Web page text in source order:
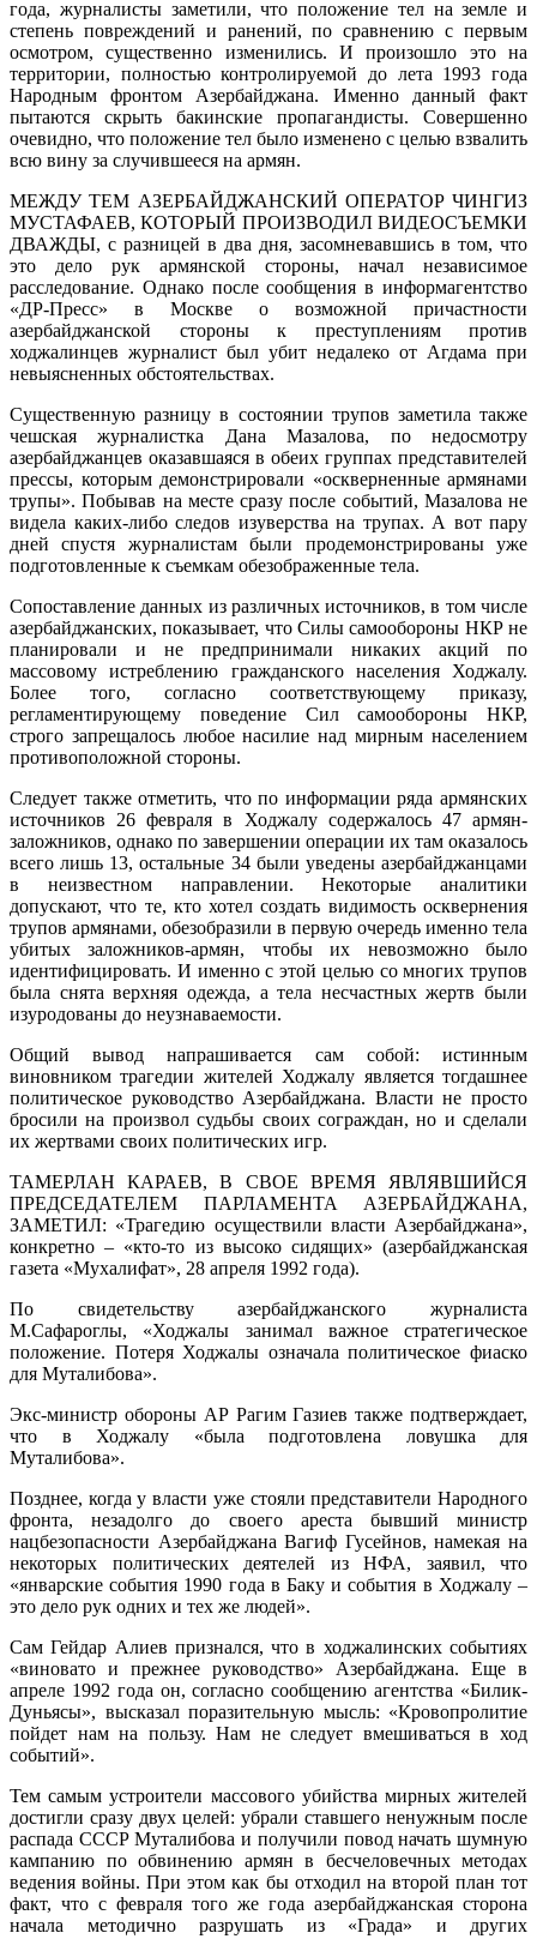
года, журналисты заметили, что положение тел на земле и
степень повреждений и ранений, по сравнению с первым
осмотром, существенно изменились. И произошло это на
территории, полностью контролируемой до лета 1993 года
Народным фронтом Азербайджана. Именно данный факт
пытаются скрыть бакинские пропагандисты. Совершенно
очевидно, что положение тел было изменено с целью взвалить
всю вину за случившееся на армян.
МЕЖДУ ТЕМ АЗЕРБАЙДЖАНСКИЙ ОПЕРАТОР ЧИНГИЗ
МУСТАФАЕВ, КОТОРЫЙ ПРОИЗВОДИЛ ВИДЕОСЪЕМКИ
ДВАЖДЫ, с разницей в два дня, засомневавшись в том, что
это дело рук армянской стороны, начал независимое
расследование. Однако после сообщения в информагентство
«ДР-Пресс» в Москве о возможной причастности
азербайджанской стороны к преступлениям против
ходжалинцев журналист был убит недалеко от Агдама при
невыясненных обстоятельствах.
Существенную разницу в состоянии трупов заметила также
чешская журналистка Дана Мазалова, по недосмотру
азербайджанцев оказавшаяся в обеих группах представителей
прессы, которым демонстрировали «оскверненные армянами
трупы». Побывав на месте сразу после событий, Мазалова не
видела каких-либо следов изуверства на трупах. А вот пару
дней спустя журналистам были продемонстрированы уже
подготовленные к съемкам обезображенные тела.
Сопоставление данных из различных источников, в том числе
азербайджанских, показывает, что Силы самообороны НКР не
планировали и не предпринимали никаких акций по
массовому истреблению гражданского населения Ходжалу.
Более того, согласно соответствующему приказу,
регламентирующему поведение Сил самообороны НКР,
строго запрещалось любое насилие над мирным населением
противоположной стороны.
Следует также отметить, что по информации ряда армянских
источников 26 февраля в Ходжалу содержалось 47 армян-
заложников, однако по завершении операции их там оказалось
всего лишь 13, остальные 34 были уведены азербайджанцами
в неизвестном направлении. Некоторые аналитики
допускают, что те, кто хотел создать видимость осквернения
трупов армянами, обезобразили в первую очередь именно тела
убитых заложников-армян, чтобы их невозможно было
идентифицировать. И именно с этой целью со многих трупов
была снята верхняя одежда, а тела несчастных жертв были
изуродованы до неузнаваемости.
Общий вывод напрашивается сам собой: истинным
виновником трагедии жителей Ходжалу является тогдашнее
политическое руководство Азербайджана. Власти не просто
бросили на произвол судьбы своих сограждан, но и сделали
их жертвами своих политических игр.
ТАМЕРЛАН КАРАЕВ, В СВОЕ ВРЕМЯ ЯВЛЯВШИЙСЯ
ПРЕДСЕДАТЕЛЕМ ПАРЛАМЕНТА АЗЕРБАЙДЖАНА,
ЗАМЕТИЛ: «Трагедию осуществили власти Азербайджана»,
конкретно – «кто-то из высоко сидящих» (азербайджанская
газета «Мухалифат», 28 апреля 1992 года).
По свидетельству азербайджанского журналиста
М.Сафароглы, «Ходжалы занимал важное стратегическое
положение. Потеря Ходжалы означала политическое фиаско
для Муталибова».
Экс-министр обороны АР Рагим Газиев также подтверждает,
что в Ходжалу «была подготовлена ловушка для
Муталибова».
Позднее, когда у власти уже стояли представители Народного
фронта, незадолго до своего ареста бывший министр
нацбезопасности Азербайджана Вагиф Гусейнов, намекая на
некоторых политических деятелей из НФА, заявил, что
«январские события 1990 года в Баку и события в Ходжалу –
это дело рук одних и тех же людей».
Сам Гейдар Алиев признался, что в ходжалинских событиях
«виновато и прежнее руководство» Азербайджана. Еще в
апреле 1992 года он, согласно сообщению агентства «Билик-
Дуньясы», высказал поразительную мысль: «Кровопролитие
пойдет нам на пользу. Нам не следует вмешиваться в ход
событий».
Тем самым устроители массового убийства мирных жителей
достигли сразу двух целей: убрали ставшего ненужным после
распада СССР Муталибова и получили повод начать шумную
кампанию по обвинению армян в бесчеловечных методах
ведения войны. При этом как бы отходил на второй план тот
факт, что с февраля того же года азербайджанская сторона
начала методично разрушать из «Града» и других